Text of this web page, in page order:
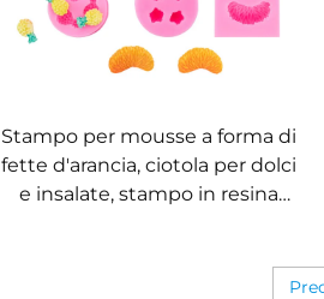
Stampo per mousse a forma di
fette d'arancia, ciotola per dolci
e insalate, stampo in resina